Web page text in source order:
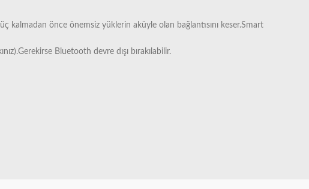
önce önemsiz yüklerin aküyle olan bağlantısını keser.Smart
Bluetooth devre dışı bırakılabilir.